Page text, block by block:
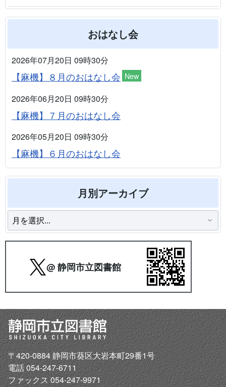
おはなし会
2026年07月20日 09時30分
【麻機】８月のおはなし会 New
2026年06月20日 09時30分
【麻機】７月のおはなし会
2026年05月20日 09時30分
【麻機】６月のおはなし会
月別アーカイブ
@ 静岡市立図書館
〒420-0884 静岡市葵区大岩本町29番1号
電話 054-247-6711
ファックス 054-247-9971